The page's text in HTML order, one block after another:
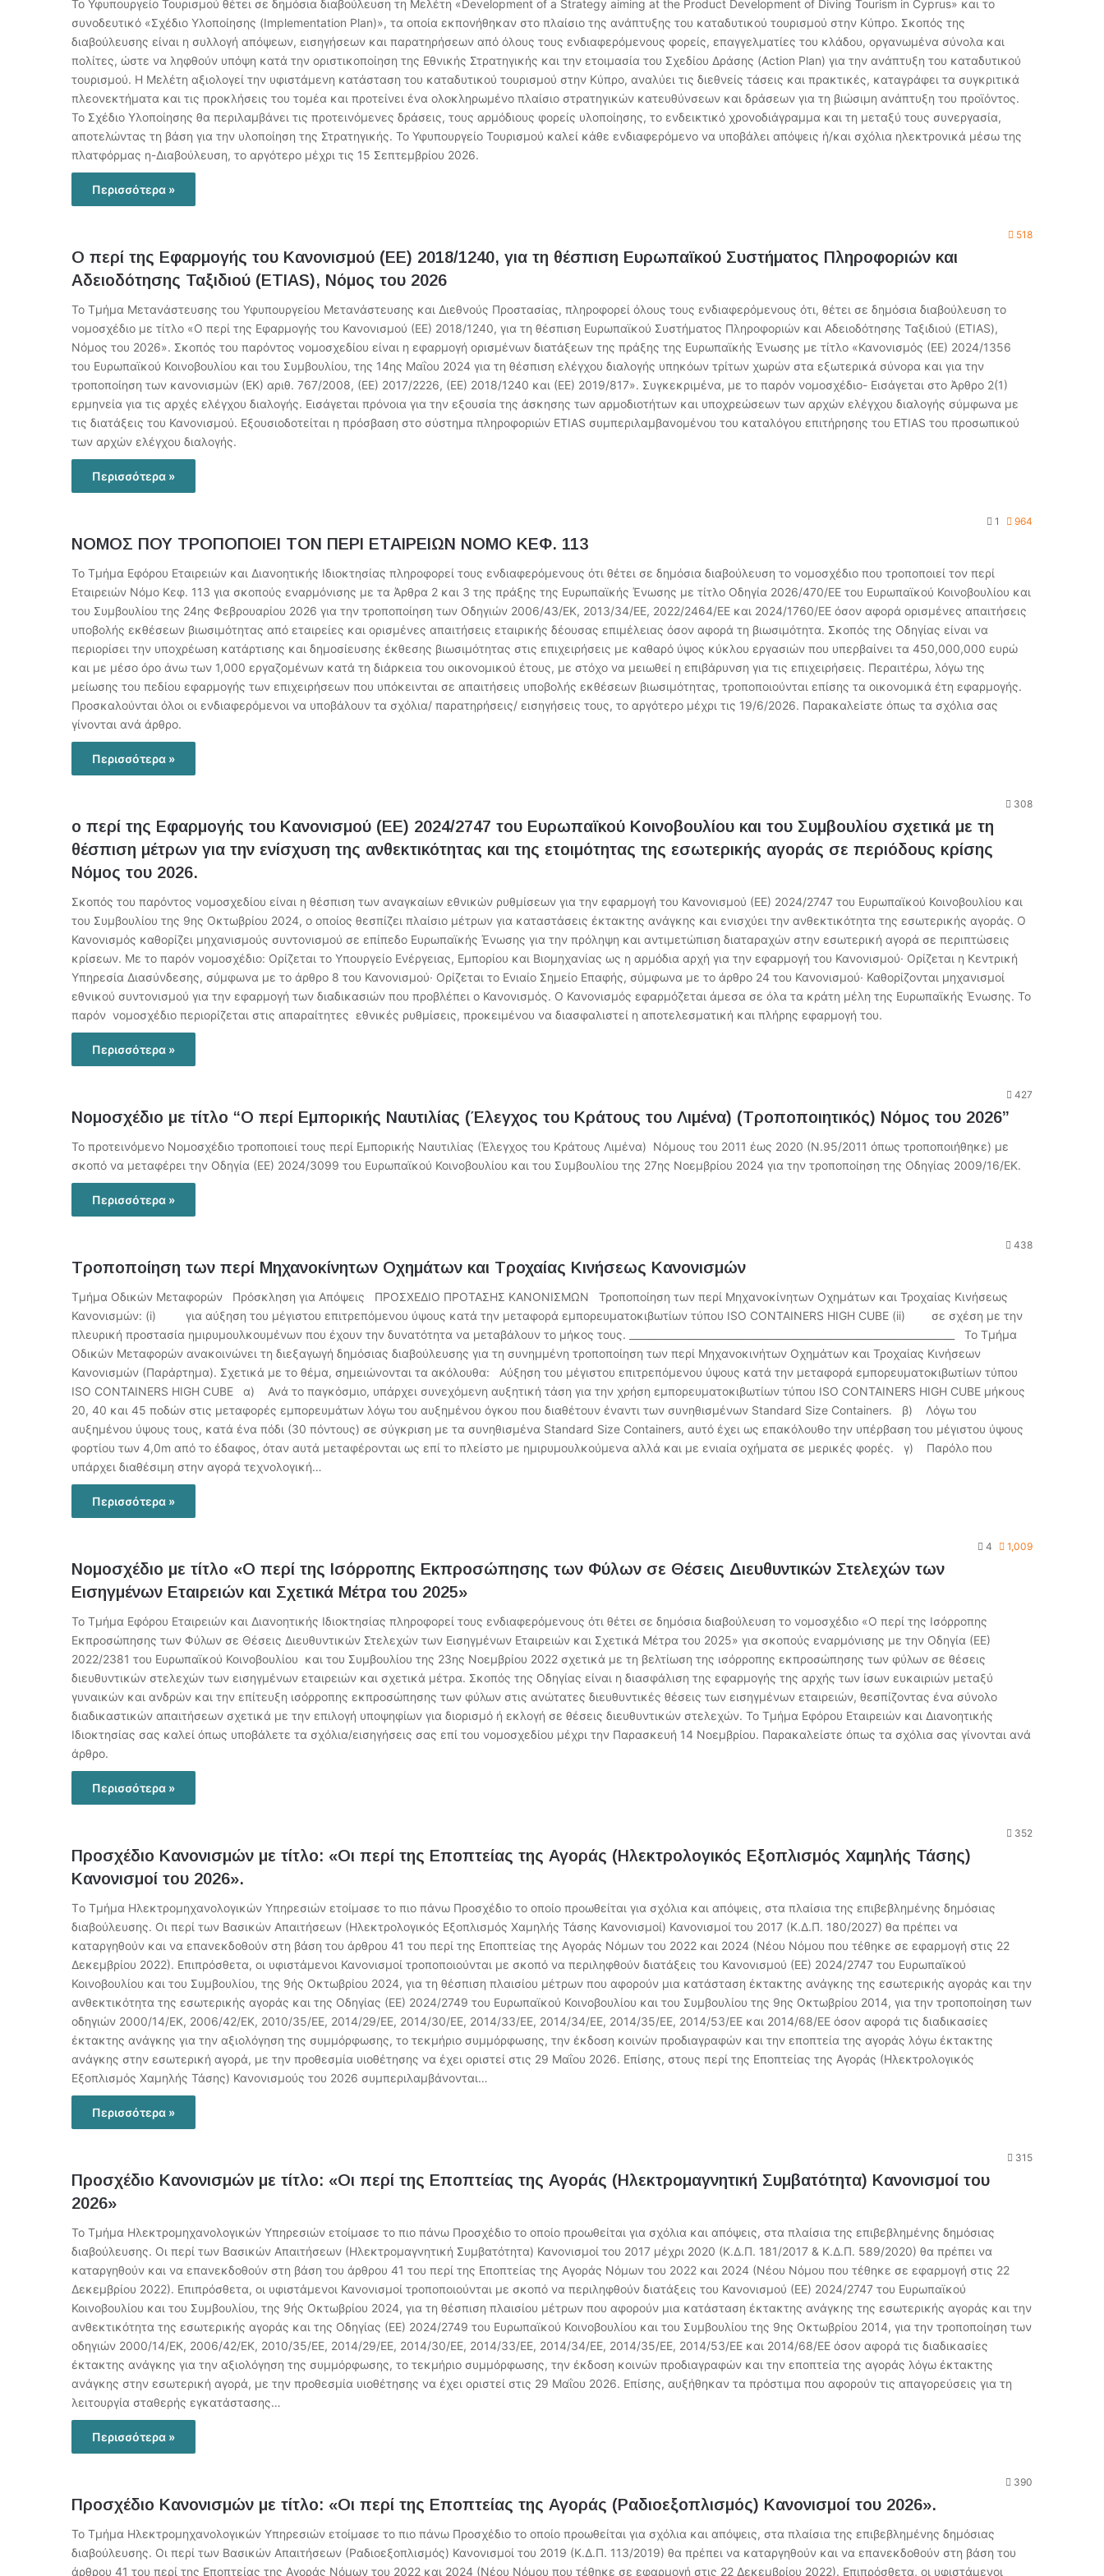
Το Υφυπουργείο Τουρισμού θέτει σε δημόσια διαβούλευση τη Μελέτη «Development of a Strategy aiming at the Product Development of Diving Tourism in Cyprus» και το
συνοδευτικό «Σχέδιο Υλοποίησης (Implementation Plan)», τα οποία εκπονήθηκαν στο πλαίσιο της ανάπτυξης του καταδυτικού τουρισμού στην Κύπρο. Σκοπός της
διαβούλευσης είναι η συλλογή απόψεων, εισηγήσεων και παρατηρήσεων από όλους τους ενδιαφερόμενους φορείς, επαγγελματίες του κλάδου, οργανωμένα σύνολα και
πολίτες, ώστε να ληφθούν υπόψη κατά την οριστικοποίηση της Εθνικής Στρατηγικής και την ετοιμασία του Σχεδίου Δράσης (Action Plan) για την ανάπτυξη του καταδυτικού
τουρισμού. Η Μελέτη αξιολογεί την υφιστάμενη κατάσταση του καταδυτικού τουρισμού στην Κύπρο, αναλύει τις διεθνείς τάσεις και πρακτικές, καταγράφει τα συγκριτικά
πλεονεκτήματα και τις προκλήσεις του τομέα και προτείνει ένα ολοκληρωμένο πλαίσιο στρατηγικών κατευθύνσεων και δράσεων για τη βιώσιμη ανάπτυξη του προϊόντος.
Το Σχέδιο Υλοποίησης θα περιλαμβάνει τις προτεινόμενες δράσεις, τους αρμόδιους φορείς υλοποίησης, το ενδεικτικό χρονοδιάγραμμα και τη μεταξύ τους συνεργασία,
αποτελώντας τη βάση για την υλοποίηση της Στρατηγικής. Το Υφυπουργείο Τουρισμού καλεί κάθε ενδιαφερόμενο να υποβάλει απόψεις ή/και σχόλια ηλεκτρονικά μέσω της
πλατφόρμας η-Διαβούλευση, το αργότερο μέχρι τις 15 Σεπτεμβρίου 2026.
Περισσότερα »
518
Ο περί της Εφαρμογής του Κανονισμού (ΕΕ) 2018/1240, για τη θέσπιση Ευρωπαϊκού Συστήματος Πληροφοριών και
Αδειοδότησης Ταξιδιού (ETIAS), Νόμος του 2026
To Τμήμα Μετανάστευσης του Υφυπουργείου Μετανάστευσης και Διεθνούς Προστασίας, πληροφορεί όλους τους ενδιαφερόμενους ότι, θέτει σε δημόσια διαβούλευση το
νομοσχέδιο με τίτλο «Ο περί της Εφαρμογής του Κανονισμού (ΕΕ) 2018/1240, για τη θέσπιση Ευρωπαϊκού Συστήματος Πληροφοριών και Αδειοδότησης Ταξιδιού (ETIAS),
Νόμος του 2026». Σκοπός του παρόντος νομοσχεδίου είναι η εφαρμογή ορισμένων διατάξεων της πράξης της Ευρωπαϊκής Ένωσης με τίτλο «Κανονισμός (ΕΕ) 2024/1356
του Ευρωπαϊκού Κοινοβουλίου και του Συμβουλίου, της 14ης Μαΐου 2024 για τη θέσπιση ελέγχου διαλογής υπηκόων τρίτων χωρών στα εξωτερικά σύνορα και για την
τροποποίηση των κανονισμών (ΕΚ) αριθ. 767/2008, (ΕΕ) 2017/2226, (ΕΕ) 2018/1240 και (ΕΕ) 2019/817». Συγκεκριμένα, με το παρόν νομοσχέδιο- Εισάγεται στο Άρθρο 2(1)
ερμηνεία για τις αρχές ελέγχου διαλογής. Εισάγεται πρόνοια για την εξουσία της άσκησης των αρμοδιοτήτων και υποχρεώσεων των αρχών ελέγχου διαλογής σύμφωνα με
τις διατάξεις του Κανονισμού. Εξουσιοδοτείται η πρόσβαση στο σύστημα πληροφοριών ETIAS συμπεριλαμβανομένου του καταλόγου επιτήρησης του ETIAS του προσωπικού
των αρχών ελέγχου διαλογής.
Περισσότερα »
1 964
ΝΟΜΟΣ ΠΟΥ ΤΡΟΠΟΠΟΙΕΙ ΤΟΝ ΠΕΡΙ ΕΤΑΙΡΕΙΩΝ ΝΟΜΟ ΚΕΦ. 113
Το Τμήμα Εφόρου Εταιρειών και Διανοητικής Ιδιοκτησίας πληροφορεί τους ενδιαφερόμενους ότι θέτει σε δημόσια διαβούλευση το νομοσχέδιο που τροποποιεί τον περί
Εταιρειών Νόμο Κεφ. 113 για σκοπούς εναρμόνισης με τα Άρθρα 2 και 3 της πράξης της Ευρωπαϊκής Ένωσης µε τίτλο Οδηγία 2026/470/ΕΕ του Ευρωπαϊκού Κοινοβουλίου και
του Συμβουλίου της 24ης Φεβρουαρίου 2026 για την τροποποίηση των Οδηγιών 2006/43/ΕΚ, 2013/34/ΕΕ, 2022/2464/ΕΕ και 2024/1760/ΕΕ όσον αφορά ορισμένες απαιτήσεις
υποβολής εκθέσεων βιωσιμότητας από εταιρείες και ορισμένες απαιτήσεις εταιρικής δέουσας επιμέλειας όσον αφορά τη βιωσιμότητα. Σκοπός της Οδηγίας είναι να
περιορίσει την υποχρέωση κατάρτισης και δημοσίευσης έκθεσης βιωσιμότητας στις επιχειρήσεις με καθαρό ύψος κύκλου εργασιών που υπερβαίνει τα 450,000,000 ευρώ
και με μέσο όρο άνω των 1,000 εργαζομένων κατά τη διάρκεια του οικονομικού έτους, με στόχο να μειωθεί η επιβάρυνση για τις επιχειρήσεις. Περαιτέρω, λόγω της
μείωσης του πεδίου εφαρμογής των επιχειρήσεων που υπόκεινται σε απαιτήσεις υποβολής εκθέσεων βιωσιμότητας, τροποποιούνται επίσης τα οικονομικά έτη εφαρμογής.
Προσκαλούνται όλοι οι ενδιαφερόμενοι να υποβάλουν τα σχόλια/ παρατηρήσεις/ εισηγήσεις τους, το αργότερο μέχρι τις 19/6/2026. Παρακαλείστε όπως τα σχόλια σας
γίνονται ανά άρθρο.
Περισσότερα »
308
ο περί της Εφαρμογής του Κανονισμού (ΕΕ) 2024/2747 του Ευρωπαϊκού Κοινοβουλίου και του Συμβουλίου σχετικά με τη
θέσπιση μέτρων για την ενίσχυση της ανθεκτικότητας και της ετοιμότητας της εσωτερικής αγοράς σε περιόδους κρίσης
Νόμος του 2026.
Σκοπός του παρόντος νομοσχεδίου είναι η θέσπιση των αναγκαίων εθνικών ρυθμίσεων για την εφαρμογή του Κανονισμού (ΕΕ) 2024/2747 του Ευρωπαϊκού Κοινοβουλίου και
του Συμβουλίου της 9ης Οκτωβρίου 2024, ο οποίος θεσπίζει πλαίσιο μέτρων για καταστάσεις έκτακτης ανάγκης και ενισχύει την ανθεκτικότητα της εσωτερικής αγοράς. Ο
Κανονισμός καθορίζει μηχανισμούς συντονισμού σε επίπεδο Ευρωπαϊκής Ένωσης για την πρόληψη και αντιμετώπιση διαταραχών στην εσωτερική αγορά σε περιπτώσεις
κρίσεων. Με το παρόν νομοσχέδιο: Ορίζεται το Υπουργείο Ενέργειας, Εμπορίου και Βιομηχανίας ως η αρμόδια αρχή για την εφαρμογή του Κανονισμού· Ορίζεται η Κεντρική
Υπηρεσία Διασύνδεσης, σύμφωνα με το άρθρο 8 του Κανονισμού· Ορίζεται το Ενιαίο Σημείο Επαφής, σύμφωνα με το άρθρο 24 του Κανονισμού· Καθορίζονται μηχανισμοί
εθνικού συντονισμού για την εφαρμογή των διαδικασιών που προβλέπει ο Κανονισμός. Ο Κανονισμός εφαρμόζεται άμεσα σε όλα τα κράτη μέλη της Ευρωπαϊκής Ένωσης. Το
παρόν νομοσχέδιο περιορίζεται στις απαραίτητες εθνικές ρυθμίσεις, προκειμένου να διασφαλιστεί η αποτελεσματική και πλήρης εφαρμογή του.
Περισσότερα »
427
Νομοσχέδιο με τίτλο “O περί Εμπορικής Ναυτιλίας (Έλεγχος του Κράτους του Λιμένα) (Τροποποιητικός) Νόμος του 2026”
Το προτεινόμενο Νομοσχέδιο τροποποιεί τους περί Εμπορικής Ναυτιλίας (Έλεγχος του Κράτους Λιμένα) Νόμους του 2011 έως 2020 (Ν.95/2011 όπως τροποποιήθηκε) με
σκοπό να μεταφέρει την Οδηγία (ΕΕ) 2024/3099 του Ευρωπαϊκού Κοινοβουλίου και του Συμβουλίου της 27ης Νοεμβρίου 2024 για την τροποποίηση της Οδηγίας 2009/16/ΕΚ.
Περισσότερα »
438
Τροποποίηση των περί Μηχανοκίνητων Οχημάτων και Τροχαίας Κινήσεως Κανονισμών
Τμήμα Οδικών Μεταφορών Πρόσκληση για Απόψεις ΠΡΟΣΧΕΔΙΟ ΠΡΟΤΑΣΗΣ ΚΑΝΟΝΙΣΜΩΝ Τροποποίηση των περί Μηχανοκίνητων Οχημάτων και Τροχαίας Κινήσεως
Κανονισμών: (i) για αύξηση του μέγιστου επιτρεπόμενου ύψους κατά την μεταφορά εμπορευματοκιβωτίων τύπου ISO CONTAINERS HIGH CUBE (ii) σε σχέση με την
πλευρική προστασία ημιρυμουλκουμένων που έχουν την δυνατότητα να μεταβάλουν το μήκος τους. __________________________________________________________________ Το Τμήμα
Οδικών Μεταφορών ανακοινώνει τη διεξαγωγή δημόσιας διαβούλευσης για τη συνημμένη τροποποίηση των περί Μηχανοκινήτων Οχημάτων και Τροχαίας Κινήσεων
Κανονισμών (Παράρτημα). Σχετικά με το θέμα, σημειώνονται τα ακόλουθα: Αύξηση του μέγιστου επιτρεπόμενου ύψους κατά την μεταφορά εμπορευματοκιβωτίων τύπου
ISO CONTAINERS HIGH CUBE α) Ανά το παγκόσμιο, υπάρχει συνεχόμενη αυξητική τάση για την χρήση εμπορευματοκιβωτίων τύπου ISO CONTAINERS HIGH CUBE μήκους
20, 40 και 45 ποδών στις μεταφορές εμπορευμάτων λόγω του αυξημένου όγκου που διαθέτουν έναντι των συνηθισμένων Standard Size Containers. β) Λόγω του
αυξημένου ύψους τους, κατά ένα πόδι (30 πόντους) σε σύγκριση με τα συνηθισμένα Standard Size Containers, αυτό έχει ως επακόλουθο την υπέρβαση του μέγιστου ύψους
φορτίου των 4,0m από το έδαφος, όταν αυτά μεταφέρονται ως επί το πλείστο με ημιρυμουλκούμενα αλλά και με ενιαία οχήματα σε μερικές φορές. γ) Παρόλο που
υπάρχει διαθέσιμη στην αγορά τεχνολογική…
Περισσότερα »
4 1,009
Νομοσχέδιο με τίτλο «Ο περί της Ισόρροπης Εκπροσώπησης των Φύλων σε Θέσεις Διευθυντικών Στελεχών των
Εισηγμένων Εταιρειών και Σχετικά Μέτρα του 2025»
Το Τμήμα Εφόρου Εταιρειών και Διανοητικής Ιδιοκτησίας πληροφορεί τους ενδιαφερόμενους ότι θέτει σε δημόσια διαβούλευση το νομοσχέδιο «Ο περί της Ισόρροπης
Εκπροσώπησης των Φύλων σε Θέσεις Διευθυντικών Στελεχών των Εισηγμένων Εταιρειών και Σχετικά Μέτρα του 2025» για σκοπούς εναρμόνισης με την Οδηγία (ΕΕ)
2022/2381 του Ευρωπαϊκού Κοινοβουλίου και του Συμβουλίου της 23ης Νοεμβρίου 2022 σχετικά με τη βελτίωση της ισόρροπης εκπροσώπησης των φύλων σε θέσεις
διευθυντικών στελεχών των εισηγμένων εταιρειών και σχετικά μέτρα. Σκοπός της Οδηγίας είναι η διασφάλιση της εφαρμογής της αρχής των ίσων ευκαιριών μεταξύ
γυναικών και ανδρών και την επίτευξη ισόρροπης εκπροσώπησης των φύλων στις ανώτατες διευθυντικές θέσεις των εισηγμένων εταιρειών, θεσπίζοντας ένα σύνολο
διαδικαστικών απαιτήσεων σχετικά με την επιλογή υποψηφίων για διορισμό ή εκλογή σε θέσεις διευθυντικών στελεχών. Το Τμήμα Εφόρου Εταιρειών και Διανοητικής
Ιδιοκτησίας σας καλεί όπως υποβάλετε τα σχόλια/εισηγήσεις σας επί του νομοσχεδίου μέχρι την Παρασκευή 14 Νοεμβρίου. Παρακαλείστε όπως τα σχόλια σας γίνονται ανά
άρθρο.
Περισσότερα »
352
Προσχέδιο Κανονισμών με τίτλο: «Οι περί της Εποπτείας της Αγοράς (Ηλεκτρολογικός Εξοπλισμός Χαμηλής Τάσης)
Κανονισμοί του 2026».
Tο Τμήμα Ηλεκτρομηχανολογικών Υπηρεσιών ετοίμασε τo πιο πάνω Προσχέδιo τo οποίo προωθείται για σχόλια και απόψεις, στα πλαίσια της επιβεβλημένης δημόσιας
διαβούλευσης. Oι περί των Βασικών Απαιτήσεων (Ηλεκτρολογικός Εξοπλισμός Χαμηλής Τάσης Κανονισμοί) Κανονισμοί του 2017 (Κ.Δ.Π. 180/2027) θα πρέπει να
καταργηθούν και να επανεκδοθούν στη βάση του άρθρου 41 του περί της Εποπτείας της Αγοράς Νόμων του 2022 και 2024 (Νέου Νόμου που τέθηκε σε εφαρμογή στις 22
Δεκεμβρίου 2022). Επιπρόσθετα, οι υφιστάμενοι Κανονισμοί τροποποιούνται με σκοπό να περιληφθούν διατάξεις του Κανονισμού (ΕΕ) 2024/2747 του Ευρωπαϊκού
Κοινοβουλίου και του Συμβουλίου, της 9ής Οκτωβρίου 2024, για τη θέσπιση πλαισίου μέτρων που αφορούν μια κατάσταση έκτακτης ανάγκης της εσωτερικής αγοράς και την
ανθεκτικότητα της εσωτερικής αγοράς και της Οδηγίας (ΕΕ) 2024/2749 του Ευρωπαϊκού Κοινοβουλίου και του Συμβουλίου της 9ης Οκτωβρίου 2014, για την τροποποίηση των
οδηγιών 2000/14/ΕΚ, 2006/42/ΕΚ, 2010/35/ΕΕ, 2014/29/ΕΕ, 2014/30/ΕΕ, 2014/33/ΕΕ, 2014/34/ΕΕ, 2014/35/ΕΕ, 2014/53/ΕΕ και 2014/68/ΕΕ όσον αφορά τις διαδικασίες
έκτακτης ανάγκης για την αξιολόγηση της συμμόρφωσης, το τεκμήριο συμμόρφωσης, την έκδοση κοινών προδιαγραφών και την εποπτεία της αγοράς λόγω έκτακτης
ανάγκης στην εσωτερική αγορά, με την προθεσμία υιοθέτησης να έχει οριστεί στις 29 Μαΐου 2026. Επίσης, στους περί της Εποπτείας της Αγοράς (Ηλεκτρολογικός
Εξοπλισμός Χαμηλής Τάσης) Κανονισμούς του 2026 συμπεριλαμβάνονται…
Περισσότερα »
315
Προσχέδιο Κανονισμών με τίτλο: «Οι περί της Εποπτείας της Αγοράς (Ηλεκτρομαγνητική Συμβατότητα) Κανονισμοί του
2026»
Το Τμήμα Ηλεκτρομηχανολογικών Υπηρεσιών ετοίμασε το πιο πάνω Προσχέδιο το οποίο προωθείται για σχόλια και απόψεις, στα πλαίσια της επιβεβλημένης δημόσιας
διαβούλευσης. Οι περί των Βασικών Απαιτήσεων (Ηλεκτρομαγνητική Συμβατότητα) Κανονισμοί του 2017 μέχρι 2020 (Κ.Δ.Π. 181/2017 & Κ.Δ.Π. 589/2020) θα πρέπει να
καταργηθούν και να επανεκδοθούν στη βάση του άρθρου 41 του περί της Εποπτείας της Αγοράς Νόμων του 2022 και 2024 (Νέου Νόμου που τέθηκε σε εφαρμογή στις 22
Δεκεμβρίου 2022). Επιπρόσθετα, οι υφιστάμενοι Κανονισμοί τροποποιούνται με σκοπό να περιληφθούν διατάξεις του Κανονισμού (ΕΕ) 2024/2747 του Ευρωπαϊκού
Κοινοβουλίου και του Συμβουλίου, της 9ής Οκτωβρίου 2024, για τη θέσπιση πλαισίου μέτρων που αφορούν μια κατάσταση έκτακτης ανάγκης της εσωτερικής αγοράς και την
ανθεκτικότητα της εσωτερικής αγοράς και της Οδηγίας (ΕΕ) 2024/2749 του Ευρωπαϊκού Κοινοβουλίου και του Συμβουλίου της 9ης Οκτωβρίου 2014, για την τροποποίηση των
οδηγιών 2000/14/ΕΚ, 2006/42/ΕΚ, 2010/35/ΕΕ, 2014/29/ΕΕ, 2014/30/ΕΕ, 2014/33/ΕΕ, 2014/34/ΕΕ, 2014/35/ΕΕ, 2014/53/ΕΕ και 2014/68/ΕΕ όσον αφορά τις διαδικασίες
έκτακτης ανάγκης για την αξιολόγηση της συμμόρφωσης, το τεκμήριο συμμόρφωσης, την έκδοση κοινών προδιαγραφών και την εποπτεία της αγοράς λόγω έκτακτης
ανάγκης στην εσωτερική αγορά, με την προθεσμία υιοθέτησης να έχει οριστεί στις 29 Μαΐου 2026. Επίσης, αυξήθηκαν τα πρόστιμα που αφορούν τις απαγορεύσεις για τη
λειτουργία σταθερής εγκατάστασης…
Περισσότερα »
390
Προσχέδιο Κανονισμών με τίτλο: «Οι περί της Εποπτείας της Αγοράς (Ραδιοεξοπλισμός) Κανονισμοί του 2026».
Το Τμήμα Ηλεκτρομηχανολογικών Υπηρεσιών ετοίμασε το πιο πάνω Προσχέδιο το οποίο προωθείται για σχόλια και απόψεις, στα πλαίσια της επιβεβλημένης δημόσιας
διαβούλευσης. Οι περί των Βασικών Απαιτήσεων (Ραδιοεξοπλισμός) Κανονισμοί του 2019 (Κ.Δ.Π. 113/2019) θα πρέπει να καταργηθούν και να επανεκδοθούν στη βάση του
άρθρου 41 του περί της Εποπτείας της Αγοράς Νόμων του 2022 και 2024 (Νέου Νόμου που τέθηκε σε εφαρμογή στις 22 Δεκεμβρίου 2022). Επιπρόσθετα, οι υφιστάμενοι